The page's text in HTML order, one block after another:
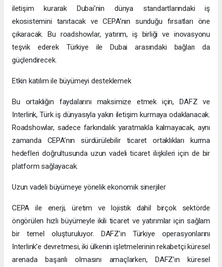
iletişim kurarak Dubai’nin dünya standartlarındaki iş
ekosistemini tanıtacak ve CEPA’nın sunduğu fırsatları öne
çıkaracak. Bu roadshowlar, yatırım, iş birliği ve inovasyonu
teşvik ederek Türkiye ile Dubai arasındaki bağları da
güçlendirecek.
Etkin katılım ile büyümeyi desteklemek
Bu ortaklığın faydalarını maksimize etmek için, DAFZ ve
Interlink, Türk iş dünyasıyla yakın iletişim kurmaya odaklanacak.
Roadshowlar, sadece farkındalık yaratmakla kalmayacak, aynı
zamanda CEPA’nın sürdürülebilir ticaret ortaklıkları kurma
hedefleri doğrultusunda uzun vadeli ticaret ilişkileri için de bir
platform sağlayacak.
Uzun vadeli büyümeye yönelik ekonomik sinerjiler
CEPA ile enerji, üretim ve lojistik dahil birçok sektörde
öngörülen hızlı büyümeyle ikili ticaret ve yatırımlar için sağlam
bir temel oluşturuluyor. DAFZ’ın Türkiye operasyonlarını
Interlink’e devretmesi, iki ülkenin işletmelerinin rekabetçi küresel
arenada başarılı olmasını amaçlarken, DAFZ’ın küresel